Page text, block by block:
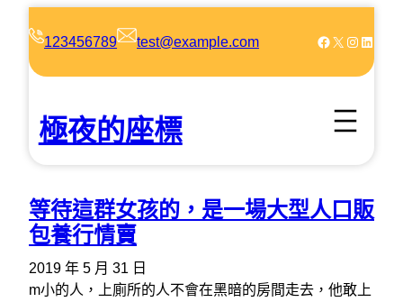
123456789 test@example.com Facebook X Instagram LinkedIn
極夜的座標
等待這群女孩的，是一場大型人口販
包養行情賣
2019 年 5 月 31 日
m小的人，上廁所的人不會在黑暗的房間走去，他敢上